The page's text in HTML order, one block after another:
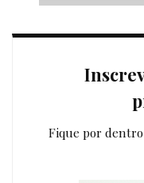
Fique por dentro